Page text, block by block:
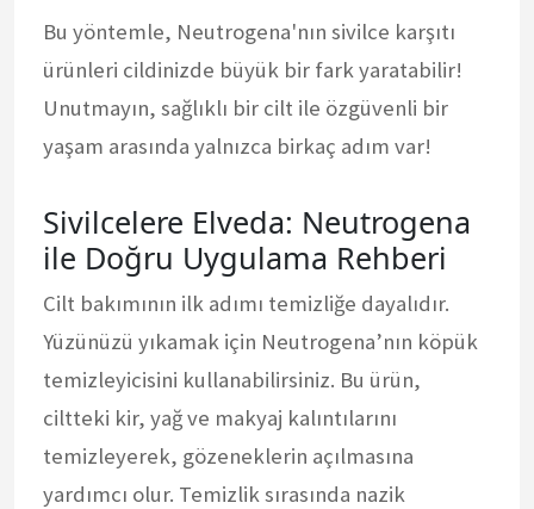
Bu yöntemle, Neutrogena'nın sivilce karşıtı
ürünleri cildinizde büyük bir fark yaratabilir!
Unutmayın, sağlıklı bir cilt ile özgüvenli bir
yaşam arasında yalnızca birkaç adım var!
Sivilcelere Elveda: Neutrogena
ile Doğru Uygulama Rehberi
Cilt bakımının ilk adımı temizliğe dayalıdır.
Yüzünüzü yıkamak için Neutrogena’nın köpük
temizleyicisini kullanabilirsiniz. Bu ürün,
ciltteki kir, yağ ve makyaj kalıntılarını
temizleyerek, gözeneklerin açılmasına
yardımcı olur. Temizlik sırasında nazik